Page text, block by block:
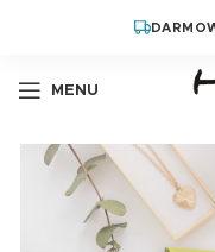
MENU